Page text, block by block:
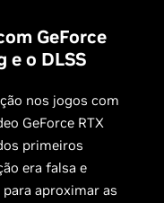
GeForce
e o DLSS
nos jogos com
GeForce RTX
primeiros
era falsa e
aproximar as